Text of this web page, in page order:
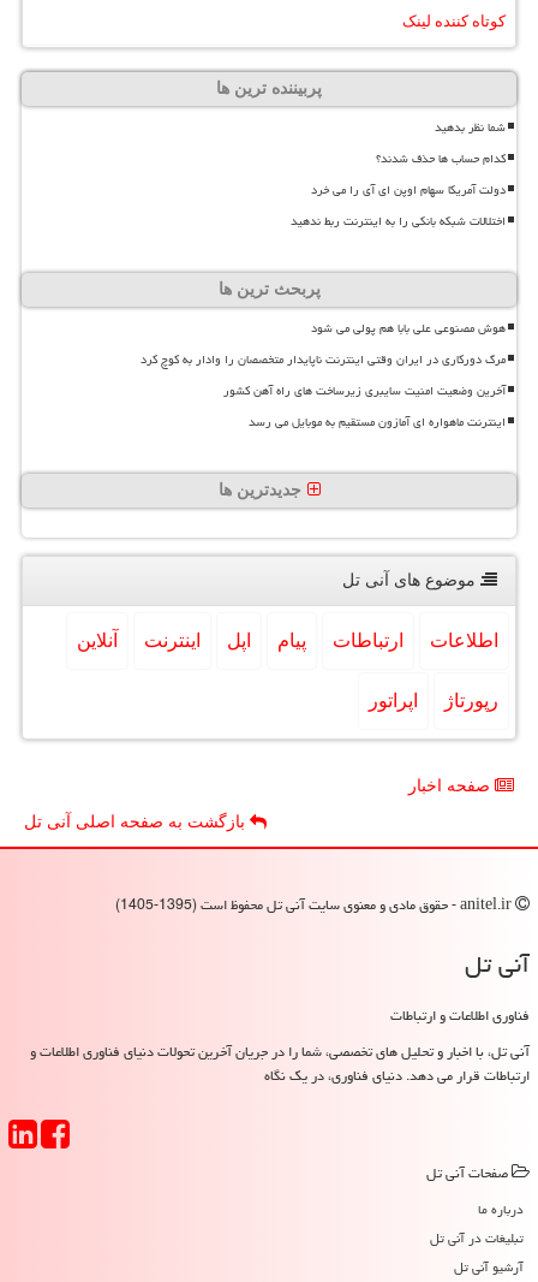
کوتاه کننده لینک
پربیننده ترین ها
شما نظر بدهید
کدام حساب ها حذف شدند؟
دولت آمریکا سهام اوپن ای آی را می خرد
اختلالات شبکه بانکی را به اینترنت ربط ندهید
پربحث ترین ها
هوش مصنوعی علی بابا هم پولی می شود
مرگ دورکاری در ایران وقتی اینترنت ناپایدار متخصصان را وادار به کوچ کرد
آخرین وضعیت امنیت سایبری زیرساخت های راه آهن کشور
اینترنت ماهواره ای آمازون مستقیم به موبایل می رسد
جدیدترین ها
موضوع های آنی تل
اطلاعات ارتباطات پیام اپل اینترنت آنلاین
رپورتاژ اپراتور
صفحه اخبار
بازگشت به صفحه اصلی آنی تل
آنی تل
فناوری اطلاعات و ارتباطات
آنی تل، با اخبار و تحلیل های تخصصی، شما را در جریان آخرین تحولات دنیای فناوری اطلاعات و
ارتباطات قرار می دهد. دنیای فناوری، در یک نگاه
صفحات آنی تل
درباره ما
تبلیغات در آنی تل
آرشیو آنی تل